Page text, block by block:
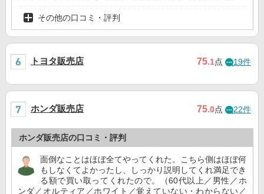
その他の口コミ・評判
トヨタ販売店 75.1点 19件
ホンダ販売店 75.0点 22件
ホンダ販売店の口コミ・評判
面倒なことはほぼ全てやってくれた。こちら側はほぼ何
もしなくてよかったし、しっかり説明してくれ満足でき
る額で買い取ってくれたので。（60代以上／男性／ホ
ンダ／オルティア／ホワイト／覚えていない・わからない／